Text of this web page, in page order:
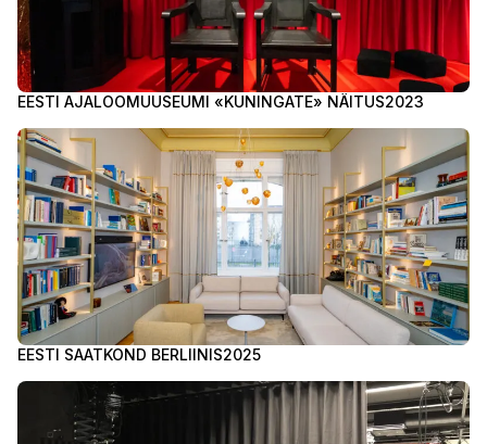
EESTI AJALOOMUUSEUMI «KUNINGATE» NÄITUS2023
EESTI SAATKOND BERLIINIS2025